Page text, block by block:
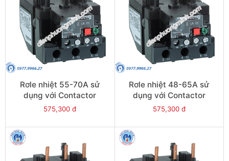
Rơle nhiệt 55-70A sử
dụng với Contactor
LC1E80-E95 - Model
575,300 đ
Rơle nhiệt 48-65A sử
dụng với Contactor
LC1E65-E95 - Model
575,300 đ